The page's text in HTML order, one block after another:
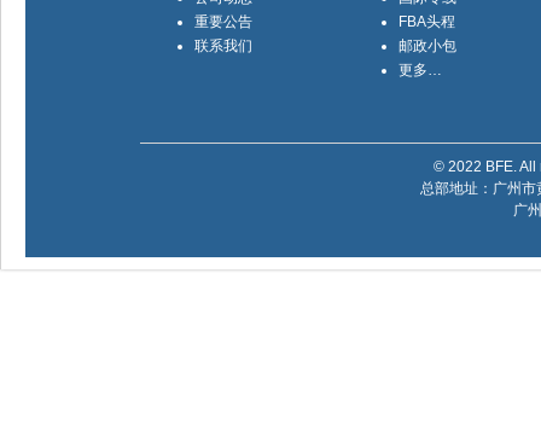
重要公告
联系我们
FBA头程
邮政小包
更多…
© 2022 BFE.
总部地址：广州
广